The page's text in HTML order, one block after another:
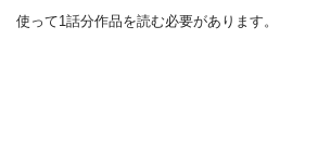
使って1話分作品を読む必要があります。